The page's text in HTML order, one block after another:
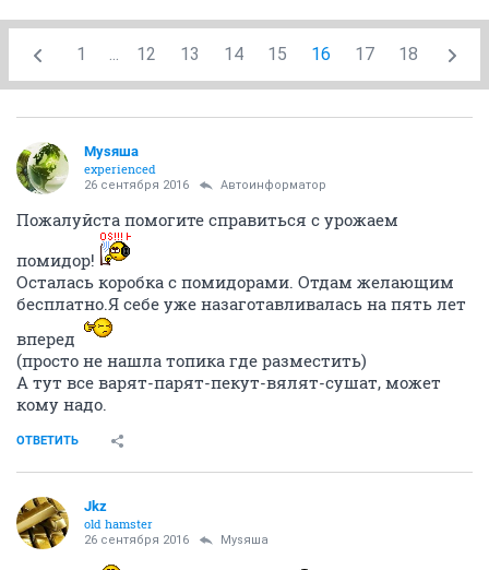
1 ... 12 13 14 15 16 17 18
Муsяша
experienced
26 сентября 2016 Автоинформатор
Пожалуйста помогите справиться с урожаем
помидор!
Осталась коробка с помидорами. Отдам желающим
бесплатно.Я себе уже назаготавливалась на пять лет
вперед
(просто не нашла топика где разместить)
А тут все варят-парят-пекут-вялят-сушат, может
кому надо.
ОТВЕТИТЬ
Jkz
old hamster
26 сентября 2016 Муsяша